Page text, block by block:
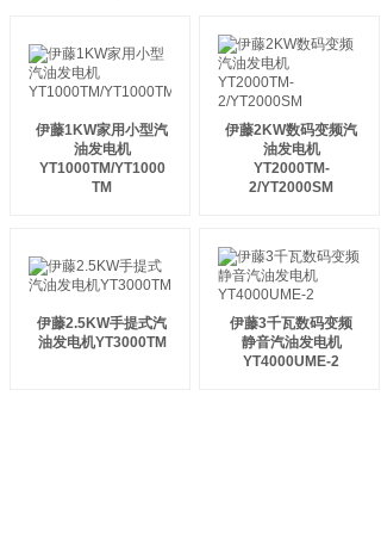
伊藤1KW家用小型汽
油发电机
YT1000TM/YT1000
TM
伊藤2KW数码变频汽
油发电机
YT2000TM-
2/YT2000SM
伊藤2.5KW手提式汽
油发电机YT3000TM
伊藤3千瓦数码变频
静音汽油发电机
YT4000UME-2